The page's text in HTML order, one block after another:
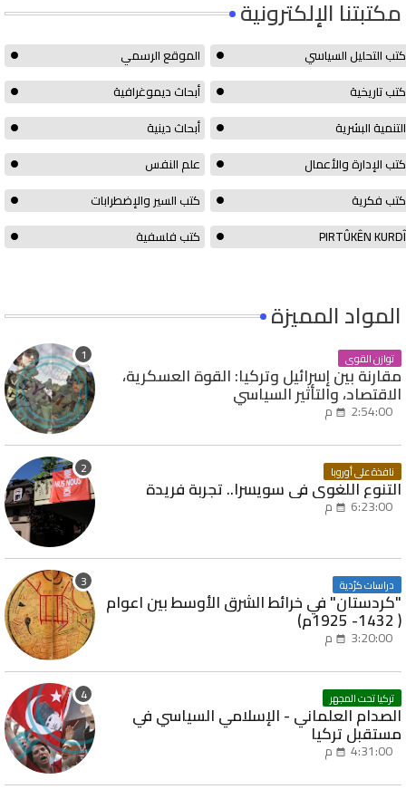
مكتبتنا الإلكترونية
الموقع الرسمي
كتب التحليل السياسي
أبحاث ديموغرافية
كتب تاريخية
أبحاث دينية
التنمية البشرية
علم النفس
كتب الإدارة والأعمال
كتب السير والإضطرابات
كتب فكرية
كتب فلسفية
PIRTÛKÊN KURDÎ
المواد المميزة
توازن القوى
مقارنة بين إسرائيل وتركيا: القوة العسكرية،
الاقتصاد، والتأثير السياسي
2:54:00 م
نافذة على أوروبا
التنوع اللغوي في سويسرا.. تجربة فريدة
6:23:00 م
دراسات كرُدية
"كردستان" في خرائط الشرق الأوسط بين اعوام
( 1432- 1925م)
3:20:00 م
تركيا تحت المجهر
الصدام العلماني - الإسلامي السياسي في
مستقبل تركيا
4:31:00 م